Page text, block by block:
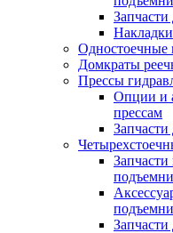
Одностоечные
Домкраты
Прессы
Опции и
прессам
Запчасти